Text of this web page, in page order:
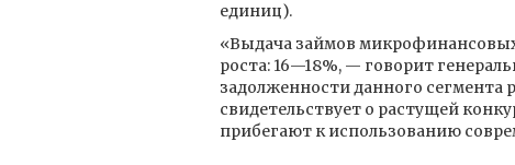
единиц).
«Выдача займов
роста: 16—18%, — говорит
задолженности данного сегмента
свидетельствует о растущей
прибегают к использованию